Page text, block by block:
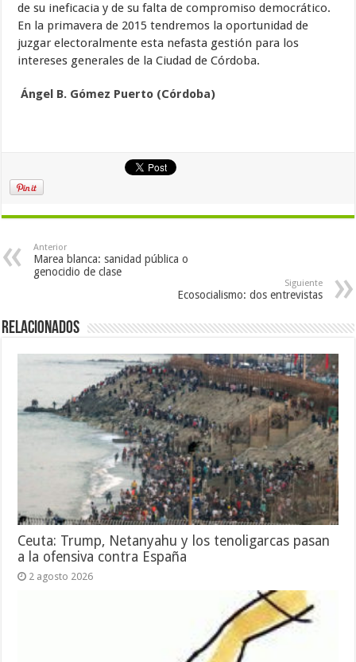
de su ineficacia y de su falta de compromiso democrático.
En la primavera de 2015 tendremos la oportunidad de
juzgar electoralmente esta nefasta gestión para los
intereses generales de la Ciudad de Córdoba.
Ángel B. Gómez Puerto (Córdoba)
Anterior
Marea blanca: sanidad pública o
genocidio de clase
Siguiente
Ecosocialismo: dos entrevistas
Relacionados
Ceuta: Trump, Netanyahu y los tenoligarcas pasan
a la ofensiva contra España
2 agosto 2026